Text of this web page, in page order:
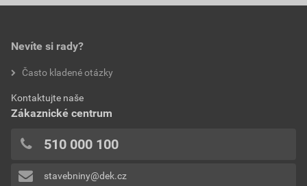
Nevíte si rady?
Často kladené otázky
Kontaktujte naše
Zákaznické centrum
510 000 100
stavebniny@dek.cz